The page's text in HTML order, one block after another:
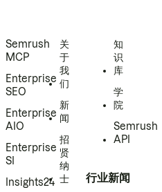
Semrush
MCP
Enterprise
SEO
Enterprise
AIO
Enterprise
SI
Insights24
关
于
我
们
新
闻
招
贤
纳
士
知
识
库
学
院
Semrush
API
行业新闻